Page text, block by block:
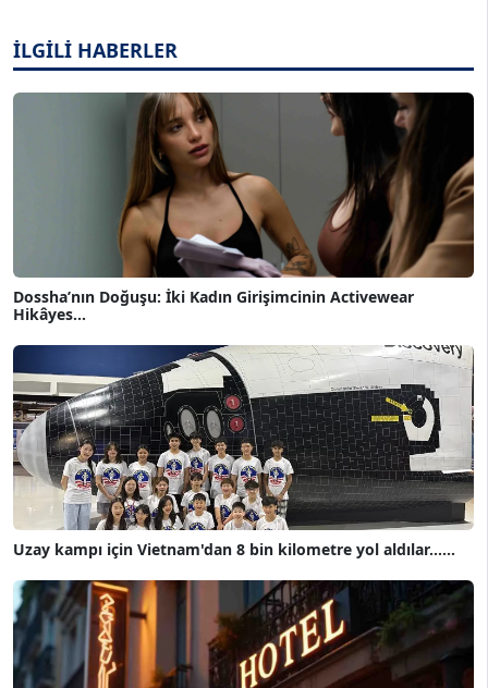
İLGİLİ HABERLER
Dossha’nın Doğuşu: İki Kadın Girişimcinin Activewear
Hikâyes...
Uzay kampı için Vietnam'dan 8 bin kilometre yol aldılar......